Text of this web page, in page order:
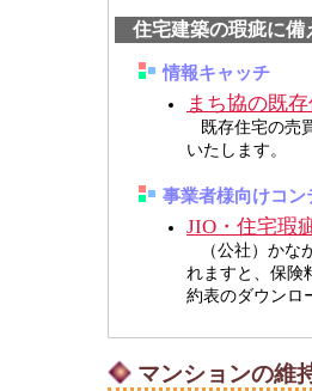
住宅建築の瑕疵に備
情報キャッチ
まち協の既
既存住宅の売
いたします。
事業者様向けコン
JIO・住宅瑕
（公社）かな
れますと、保険
約表のダウンロ
マンションの維